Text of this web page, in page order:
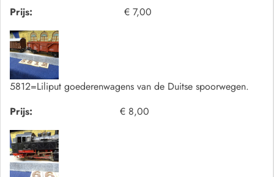
Prijs: € 7,00
5812=Liliput goederenwagens van de Duitse spoorwegen.
Prijs:
€ 8,00